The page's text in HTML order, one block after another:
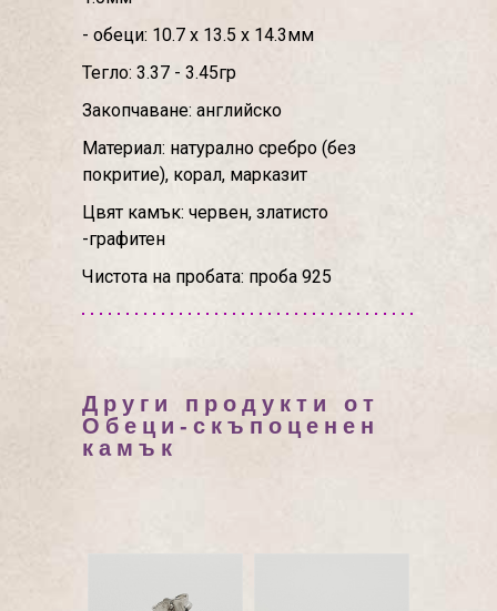
- обеци: 10.7 х 13.5 х 14.3мм
Тегло: 3.37 - 3.45гр
Закопчаване: английско
Материал: натурално сребро (без
покритие), корал, марказит
Цвят камък: червен, златисто
-графитен
Чистота на пробата: проба 925
Други продукти от
Обеци-скъпоценен
камък